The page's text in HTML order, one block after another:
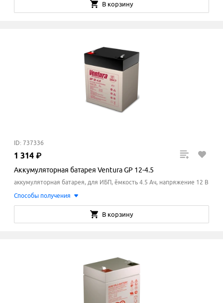
В корзину
ID: 737336
1 314 ₽
Аккумуляторная батарея Ventura GP 12-4.5
аккумуляторная батарея, для ИБП, ёмкость 4.5 Ач, напряжение 12 В
Способы получения
В корзину